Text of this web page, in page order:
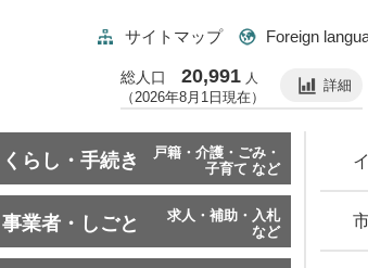
サイトマップ Foreign
総人口 20,991 人
（2026年8月1日現在）
詳細
くらし・手続き
戸籍・介護・ごみ・
子育て など
事業者・しごと
求人・補助・入札
など